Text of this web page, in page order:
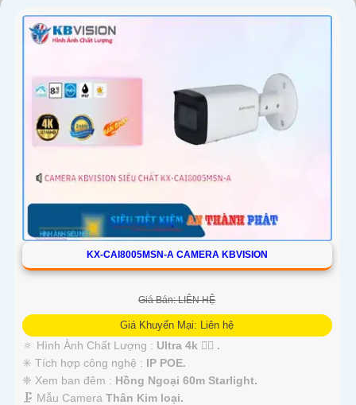
KX-CAI8005MSN-A CAMERA KBVISION
Giá Bán: LIÊN HỆ
Giá Khuyến Mại: Liên hệ
🔅 Hình Ành Chất Lượng : Ultra 4k 👍🏾 .
✳️ Tích hợp công nghệ : IP POE.
❈ Xem ban đêm : Hồng Ngoại 60m Starlight.
🗜️ Mẫu Camera Thân Kim loại.